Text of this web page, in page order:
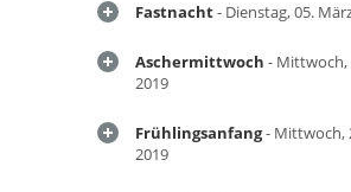
Fastnacht- Dienstag, 05.
Aschermittwoch - Mittwoch,
2019
Frühlingsanfang- Mittwoch,
2019